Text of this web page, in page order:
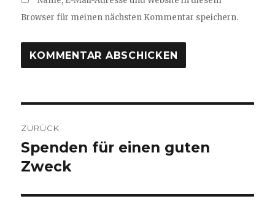
Browser für meinen nächsten Kommentar speichern.
ZURÜCK
Vorheriger
Beitrag:
Spenden für einen guten
Zweck